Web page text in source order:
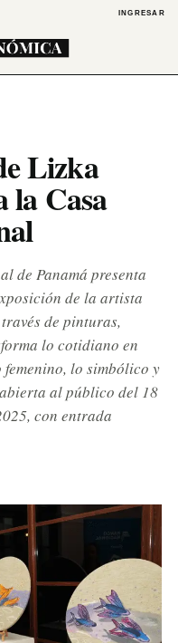
INGRESAR
Lizka
la Casa
de Panamá presenta
de la artista
de pinturas,
lo cotidiano en
lo simbólico y
al público del 18
con entrada